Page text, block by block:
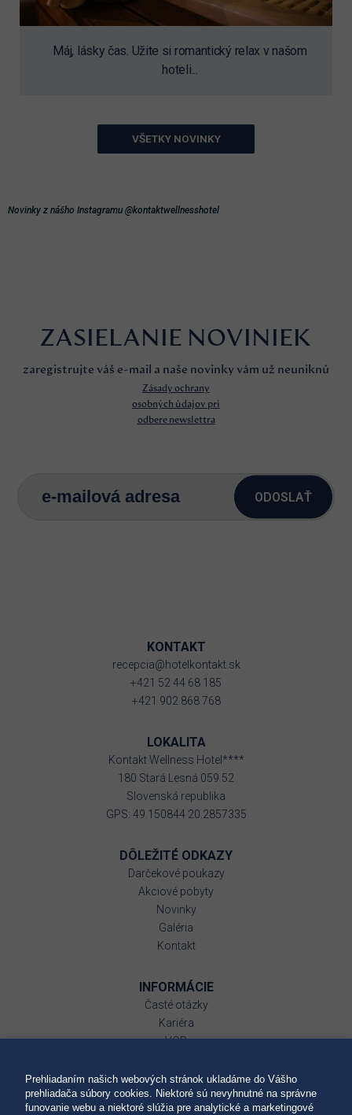
Máj, lásky čas. Užite si romantický relax v našom
hoteli...
VŠETKY NOVINKY
Novinky z nášho Instagramu @kontaktwellnesshotel
ZASIELANIE NOVINIEK
zaregistrujte váš e-mail a naše novinky vám už neuniknú
Zásady ochrany
osobných údajov pri
odbere newslettra
ODOSLAŤ
KONTAKT
recepcia@hotelkontakt.sk
+421 52 44 68 185
+421 902 868 768
LOKALITA
Kontakt Wellness Hotel****
180 Stará Lesná 059 52
Slovenská republika
GPS: 49.150844 20.2857335
DÔLEŽITÉ ODKAZY
Darčekové poukazy
Akciové pobyty
Novinky
Galéria
Kontakt
INFORMÁCIE
Časté otázky
Kariéra
VOP
GDPR
Reklamačný poriadok
Prehliadaním našich webových stránok ukladáme do Vášho
prehliadača súbory cookies. Niektoré sú nevyhnutné na správne
funovanie webu a niektoré slúžia pre analytické a marketingové